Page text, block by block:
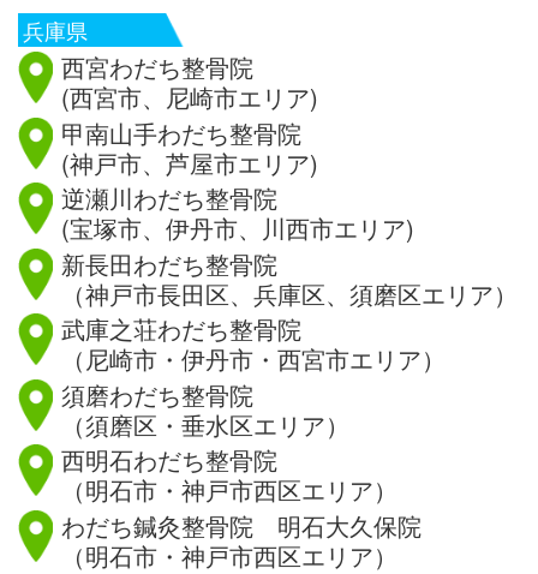
兵庫県
西宮わだち整骨院
(西宮市、尼崎市エリア)
甲南山手わだち整骨院
(神戸市、芦屋市エリア)
逆瀬川わだち整骨院
(宝塚市、伊丹市、川西市エリア)
新長田わだち整骨院
（神戸市長田区、兵庫区、須磨区エリア）
武庫之荘わだち整骨院
（尼崎市・伊丹市・西宮市エリア）
須磨わだち整骨院
（須磨区・垂水区エリア）
西明石わだち整骨院
（明石市・神戸市西区エリア）
わだち鍼灸整骨院 明石大久保院
（明石市・神戸市西区エリア）